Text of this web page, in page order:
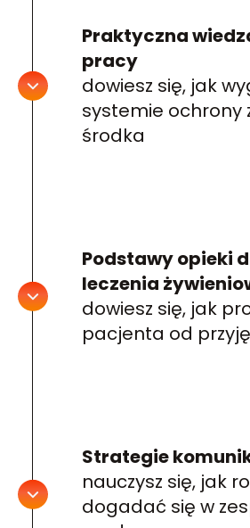
Praktyczna
pracy
dowiesz się, jak
systemie ochrony
środka
Podstawy opieki
leczenia
dowiesz się, jak
pacjenta od
Strategie
nauczysz się, jak
dogadać się w